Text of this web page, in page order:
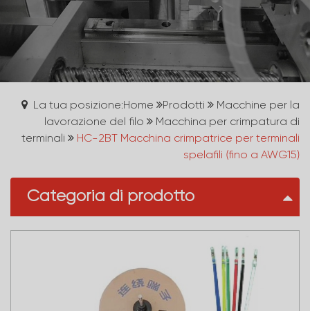
La tua posizione:Home Prodotti
Macchine per la
lavorazione del filo
Macchina per crimpatura di
terminali
HC-2BT Macchina crimpatrice per terminali
spelafili (fino a AWG15)
Categoria di prodotto